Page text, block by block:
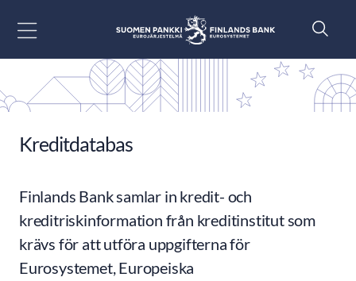
Kreditdatabas
Finlands Bank samlar in kredit- och
kreditriskinformation från kreditinstitut som
krävs för att utföra uppgifterna för
Eurosystemet, Europeiska